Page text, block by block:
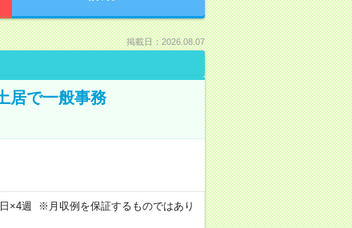
掲載日：2026.08.07
居で一般事務
×4週 ※月収例を保証するものではあり